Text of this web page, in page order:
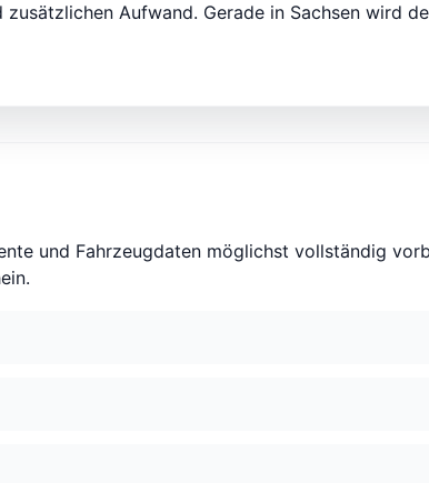
Aufwand. Gerade in Sachsen wird
und Fahrzeugdaten möglichst vollständig